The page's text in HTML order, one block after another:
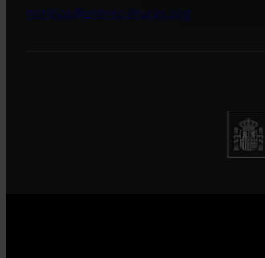
noticias@entreculturas.org